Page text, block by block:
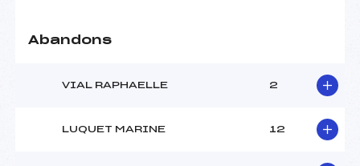
U12
Abandons
VIAL RAPHAELLE 2
LUQUET MARINE 12